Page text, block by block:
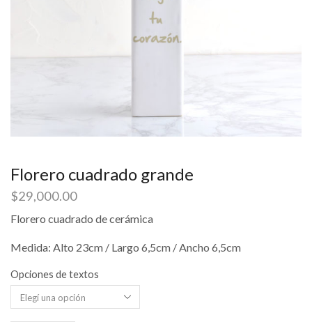
Florero cuadrado grande
$29,000.00
Florero cuadrado de cerámica
Medida: Alto 23cm / Largo 6,5cm / Ancho 6,5cm
Opciones de textos